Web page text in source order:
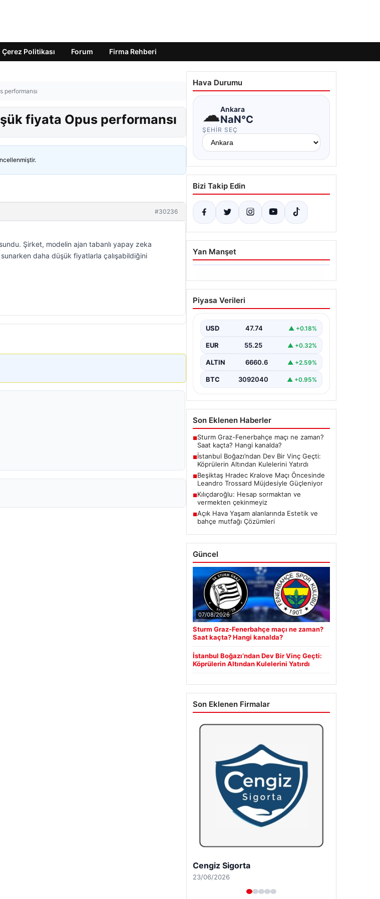
Çerez Politikası Forum Firma Rehberi
performansı
fiyata Opus performansı
#30236
Şirket, modelin ajan tabanlı yapay zeka
daha düşük fiyatlarla çalışabildiğini
Hava Durumu
☁Ankara
NaN°C
ŞEHIR SEÇ
Bizi Takip Edin
Yan Manşet
06.08.2026
İstanbul Boğazı’ndan Dev
Bir Vinç Geçti: Köprülerin
İstanbul Boğazı'nda eşsiz bir
bölgedeki denizcilik ve altyapı
Piyasa Verileri
USD 47.74 ▲ +0.18%
EUR 55.25 ▲ +0.32%
ALTIN 6660.6 ▲ +2.59%
BTC 3092040 ▲ +0.95%
Son Eklenen Haberler
■Sturm Graz-Fenerbahçe maçı ne zaman?
Saat kaçta? Hangi kanalda?
■İstanbul Boğazı’ndan Dev Bir Vinç Geçti:
Köprülerin Altından Kulelerini Yatırdı
■Beşiktaş Hradec Kralove Maçı Öncesinde
Leandro Trossard Müjdesiyle Güçleniyor
■Kılıçdaroğlu: Hesap sormaktan ve
vermekten çekinmeyiz
■Açık Hava Yaşam alanlarında Estetik ve
bahçe mutfağı Çözümleri
Güncel
07/08/2026
Sturm Graz-Fenerbahçe maçı ne zaman?
Saat kaçta? Hangi kanalda?
İstanbul Boğazı’ndan Dev Bir Vinç Geçti:
Köprülerin Altından Kulelerini Yatırdı
Son Eklenen Firmalar
Cengiz Sigorta
23/06/2026